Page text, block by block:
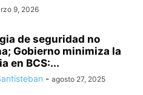
9, 2026
de seguridad no
Gobierno minimiza la
en BCS:...
- agosto 27, 2025